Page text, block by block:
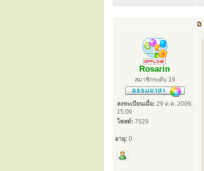
Rosarin
สมาชิกระดับ 19
ลงทะเบียนเมื่อ: 29 ต.ค. 2009,
15:06
โพสต์: 7529
อายุ: 0